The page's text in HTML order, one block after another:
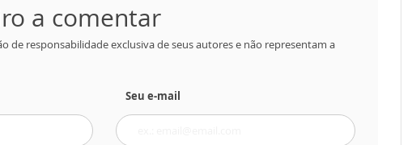
a comentar
de responsabilidade exclusiva de seus autores e não representam a
Seu e-mail